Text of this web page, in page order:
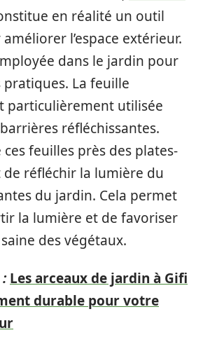
en réalité un outil
l’espace extérieur.
dans le jardin pour
pratiques. La feuille
particulièrement utilisée
réfléchissantes.
ces feuilles près des plates-
réfléchir la lumière du
du jardin. Cela permet
la lumière et de favoriser
des végétaux.
Les arceaux de jardin à Gifi
durable pour votre